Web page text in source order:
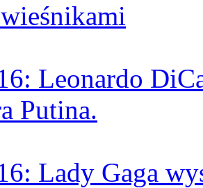
: Leonardo
Putina.
: Lady Gaga